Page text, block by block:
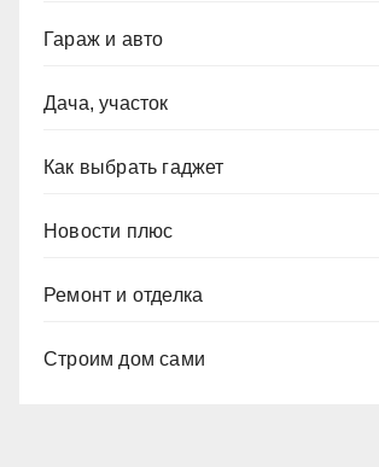
Гараж и авто
Дача, участок
Как выбрать гаджет
Новости плюс
Ремонт и отделка
Строим дом сами